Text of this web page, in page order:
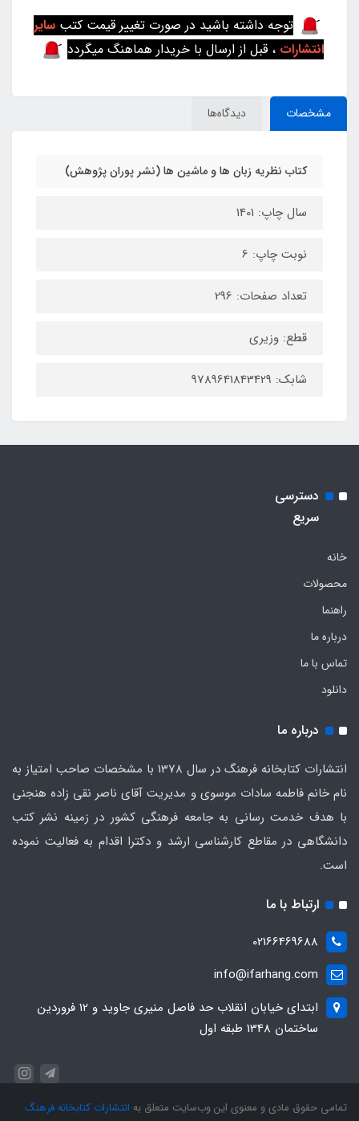
توجه داشته باشید در صورت تغییر قیمت کتب سایر
انتشارات ، قبل از ارسال با خریدار هماهنگ میگردد
مشخصات دیدگاه‌ها
کتاب نظریه زبان ها و ماشین ها (نشر پوران پژوهش)
سال چاپ: 1401
نوبت چاپ: 6
تعداد صفحات: 296
قطع: وزیری
شابک: 9789641843429
دسترسی
سریع
خانه
محصولات
راهنما
درباره ما
تماس با ما
دانلود
درباره ما
انتشارات کتابخانه فرهنگ در سال 1378 با مشخصات صاحب امتیاز به
نام خانم فاطمه سادات موسوی و مدیریت آقای ناصر نقی زاده هنجنی
با هدف خدمت رسانی به جامعه فرهنگی کشور در زمینه نشر کتب
دانشگاهی در مقاطع کارشناسی ارشد و دکترا اقدام به فعالیت نموده
است.
ارتباط با ما
02166469688
info@ifarhang.com
ابتداي خيابان انقلاب حد فاصل منيري جاويد و 12 فروردين
ساختمان 1348 طبقه اول
تمامی حقوق مادی و معنوی این وب‌سایت متعلق به انتشارات کتابخانه فرهنگ